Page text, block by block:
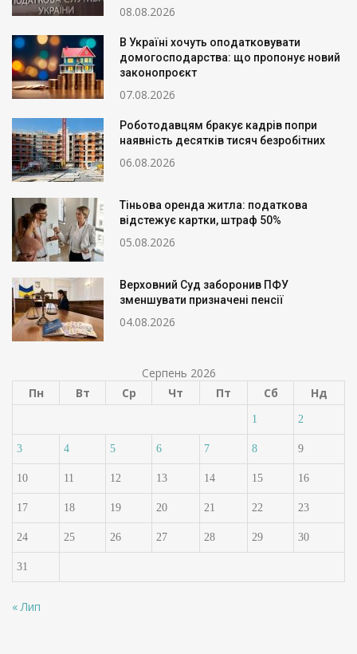
08.08.2026
В Україні хочуть оподатковувати
домогосподарства: що пропонує новий
законопроєкт
07.08.2026
Роботодавцям бракує кадрів попри
наявність десятків тисяч безробітних
06.08.2026
Тіньова оренда житла: податкова
відстежує картки, штраф 50%
05.08.2026
Верховний Суд заборонив ПФУ
зменшувати призначені пенсії
04.08.2026
Серпень 2026
Пн
Вт Ср Чт Пт Сб Нд
1 2
3 4 5 6 7 8 9
10 11 12 13 14 15 16
17 18 19 20 21 22 23
24 25 26 27 28 29 30
31
« Лип